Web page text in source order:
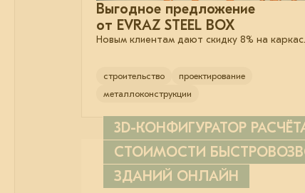
Выгодное предложение
от EVRAZ STEEL BOX
Новым клиентам дают скидку 8% на каркас.
строительство
проектирование
металлоконструкции
3D-КОНФИГУРАТОР
СТОИМОСТИ
ЗДАНИЙ ОНЛАЙН